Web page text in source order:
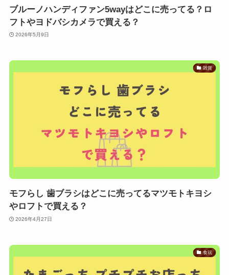
ブルーノハンディファン5wayはどこに売ってる？ロ
フトやヨドバシカメラで買える？
2026年5月9日
雑貨
モフらし 歯ブラシはどこに売ってるマツモトキヨシ
やロフトで買える？
2026年4月27日
食玩